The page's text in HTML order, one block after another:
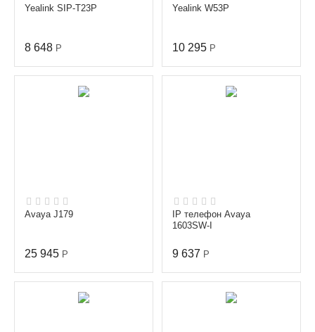
Yealink SIP-T23P
8 648 Р
Yealink W53P
10 295 Р
Avaya J179
25 945 Р
IP телефон Avaya
1603SW-I
9 637 Р